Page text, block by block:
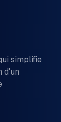
simplifie
d'un